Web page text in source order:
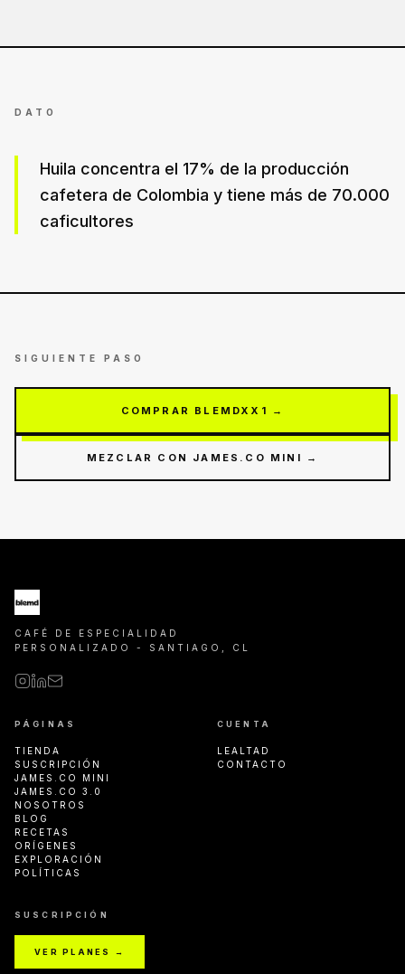
DATO
Huila concentra el 17% de la producción
cafetera de Colombia y tiene más de 70.000
caficultores
SIGUIENTE PASO
COMPRAR BLEMDXX1 →
MEZCLAR CON JAMES.CO MINI →
CAFÉ DE ESPECIALIDAD
PERSONALIZADO - SANTIAGO, CL
PÁGINAS
TIENDA
SUSCRIPCIÓN
JAMES.CO MINI
JAMES.CO 3.0
NOSOTROS
BLOG
RECETAS
ORÍGENES
EXPLORACIÓN
POLÍTICAS
CUENTA
LEALTAD
CONTACTO
SUSCRIPCIÓN
VER PLANES →